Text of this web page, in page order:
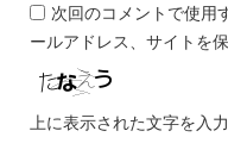
次回のコメントで使用
ールアドレス、サイトを保
上に表示された文字を入